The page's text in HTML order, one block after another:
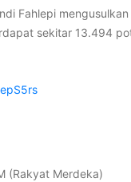
Fahlepi
sekitar 13.494
(Rakyat Merdeka)